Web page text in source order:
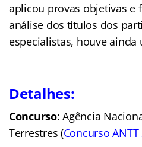
aplicou provas objetivas e
análise dos títulos dos
especialistas, houve
Detalhes:
Concurso: Agência
Terrestres (Concurso ANTT